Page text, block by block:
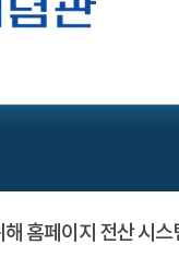
홈페이지 전산 시